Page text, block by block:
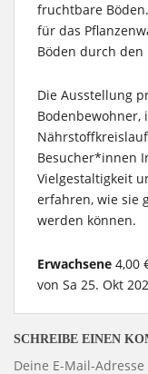
fruchtbare
für das
Böden durch den
Die Ausstellung
Bodenbewohner,
Besucher*innen
Vielgestaltigkeit
erfahren, wie sie
werden können.
Erwachsene 4,00
von Sa 25. Okt
SCHREIBE EINEN
Deine E-Mail-